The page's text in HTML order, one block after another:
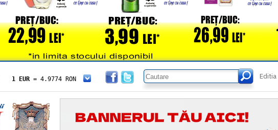
1 EUR = 4.9774 RON
= 5.8304 RON
1 XAU= 464.4611 RON
1 AED= 1.1933 RON
1 AUD= 2.7957 RON
Editia